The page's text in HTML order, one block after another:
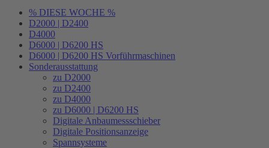
% DIESE WOCHE %
D2000 | D2400
D4000
D6000 | D6200 HS
D6000 | D6200 HS Vorführmaschinen
Sonderausstattung
zu D2000
zu D2400
zu D4000
zu D6000 | D6200 HS
Digitale Anbaumessschieber
Digitale Positionsanzeige
Spannsysteme